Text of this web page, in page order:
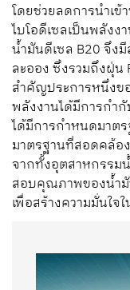
โดยช่วยลดการนำเข้
ไบโอดีเซลเป็นพลังง
น้ำมันดีเซล B20 จึง
ละออง ซึ่งรวมถึงฝุ่
สำคัญประการหนึ่งข
พลังงานได้มีการกำ
ได้มีการกำหนดมาต
มาตรฐานที่สอดคล้อ
จากทั้งอุตสาหกรรม
สอบคุณภาพของน้ำมั
เพื่อสร้างความมั่นใ